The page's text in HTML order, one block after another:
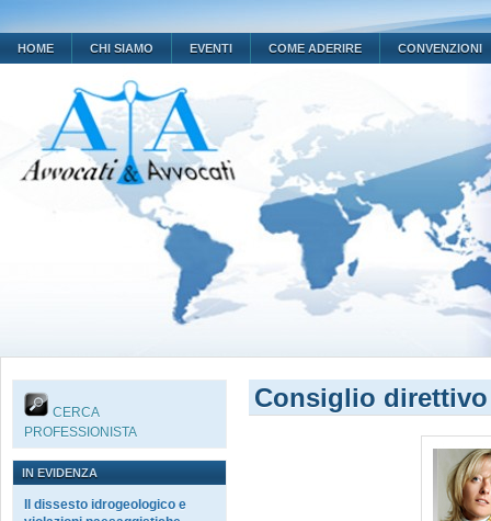
HOME CHI SIAMO EVENTI COME ADERIRE CONVENZIONI
CERCA
PROFESSIONISTA
IN EVIDENZA
Il dissesto idrogeologico e
Consiglio direttivo